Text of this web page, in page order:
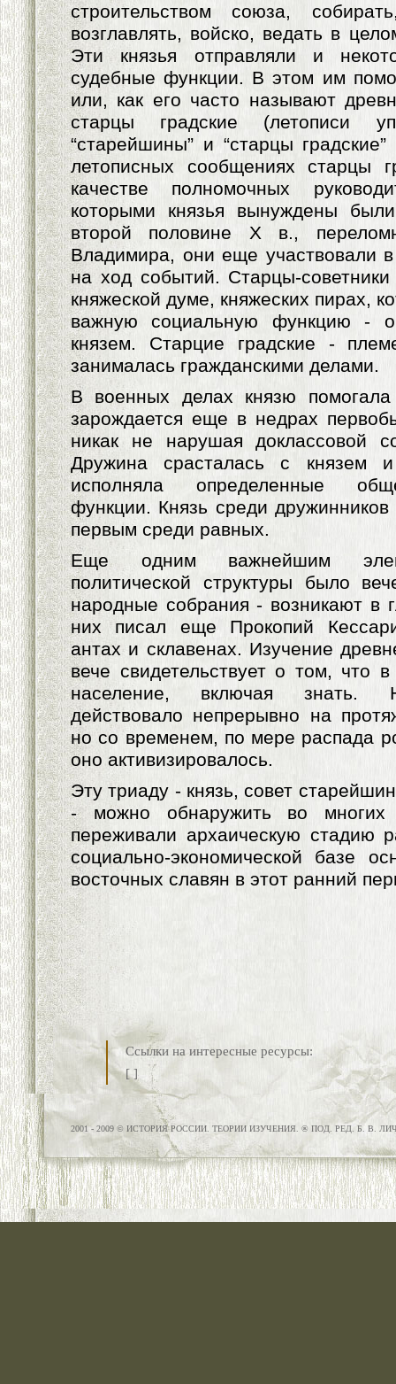
строительством союза,
возглавлять, войско, ведать в
Эти князья отправляли и
судебные функции. В этом им
или, как его часто называют
старцы градские (летописи
“старейшины” и “старцы
летописных сообщениях старцы
качестве полномочных
которыми князья вынуждены
второй половине Х в.,
Владимира, они еще участвовали
на ход событий. Старцы-
княжеской думе, княжеских пирах,
важную социальную функцию -
князем. Старцие градские -
занималась гражданскими делами.
В военных делах князю
зарождается еще в недрах
никак не нарушая доклассовой
Дружина срасталась с князем
исполняла определенные
функции. Князь среди
первым среди равных.
Еще одним важнейшим
политической структуры было
народные собрания - возникают в
них писал еще Прокопий
антах и склавенах. Изучение
вече свидетельствует о том, что
население, включая знать.
действовало непрерывно на
но со временем, по мере распада
оно активизировалось.
Эту триаду - князь, совет
- можно обнаружить во многих
переживали архаическую стадию
социально-экономической базе
восточных славян в этот ранний
Ссылки на интересные ресурсы:
[ ]
2001 - 2009 © ИСТОРИЯ РОССИИ. ТЕОРИИ ИЗУЧЕНИЯ. ® ПОД. РЕД. Б. В.